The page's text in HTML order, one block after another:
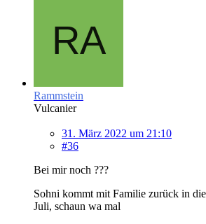
Rammstein
Vulcanier
31. März 2022 um 21:10
#36
Bei mir noch ???
Sohni kommt mit Familie zurück in
Juli, schaun wa mal